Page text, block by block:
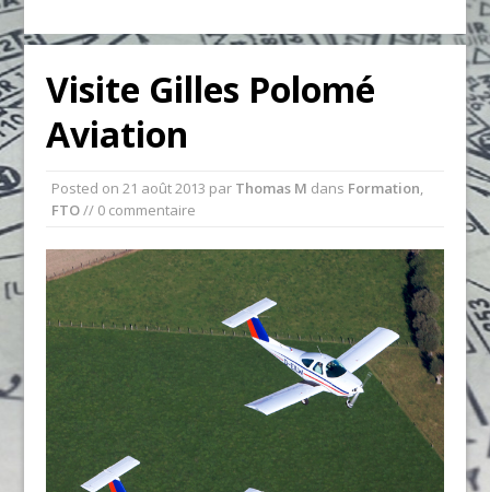
Visite Gilles Polomé
Aviation
Posted on21 août 2013 par Thomas M dans Formation,
FTO// 0 commentaire